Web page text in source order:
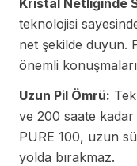
Kristal Netliğinde
teknolojisi
net şekilde duyun.
önemli
Uzun Pil Ömrü:
ve 200 saate
PURE 100, uzun
yolda bırakmaz.